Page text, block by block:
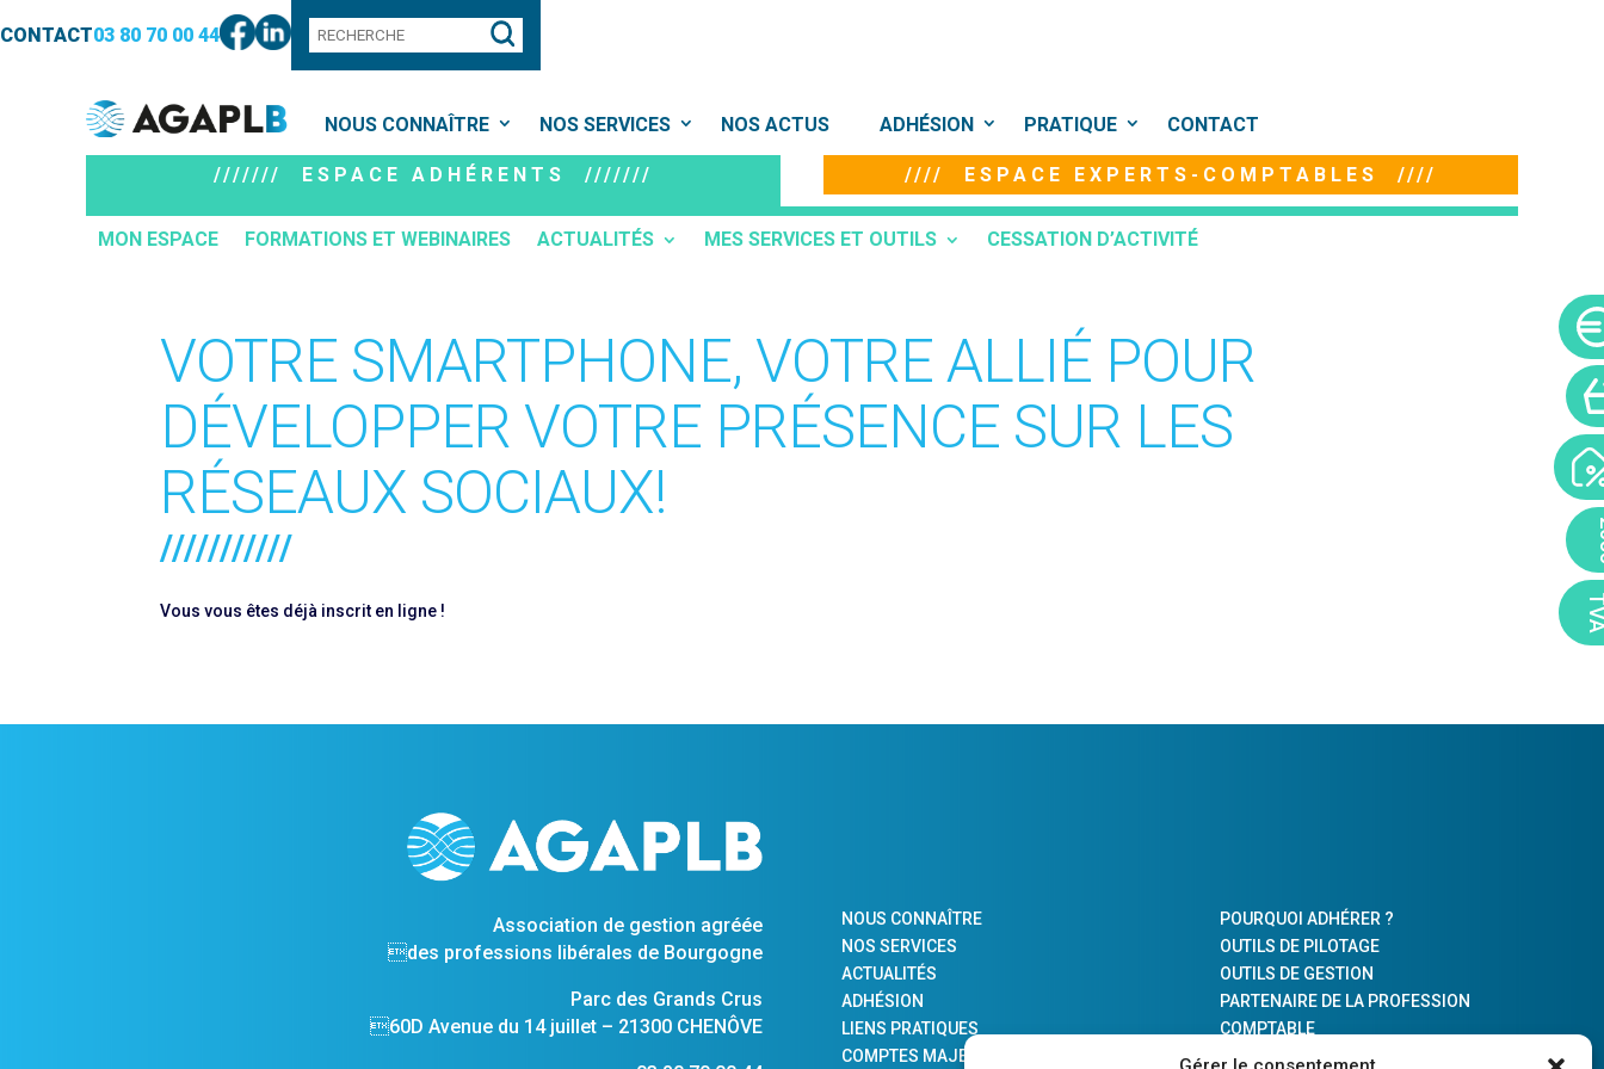
CONTACT03 80 70 00 44
NOUS CONNAÎTRE NOS SERVICES NOS ACTUS ADHÉSION PRATIQUE CONTACT
/////// ESPACE ADHÉRENTS /////// //// ESPACE EXPERTS-COMPTABLES ////
MON ESPACE FORMATIONS ET WEBINAIRES ACTUALITÉS MES SERVICES ET OUTILS CESSATION D’ACTIVITÉ
VOTRE SMARTPHONE, VOTRE ALLIÉ POUR
DÉVELOPPER VOTRE PRÉSENCE SUR LES
RÉSEAUX SOCIAUX!
Vous vous êtes déjà inscrit en ligne !
Association de gestion agréée
des professions libérales de Bourgogne
Parc des Grands Crus
60D Avenue du 14 juillet – 21300 CHENÔVE
NOUS CONNAÎTRE
NOS SERVICES
ACTUALITÉS
ADHÉSION
LIENS PRATIQUES
COMPTES MAJEURS PROTÉGÉS
POURQUOI ADHÉRER ?
OUTILS DE PILOTAGE
OUTILS DE GESTION
PARTENAIRE DE LA PROFESSION
COMPTABLE